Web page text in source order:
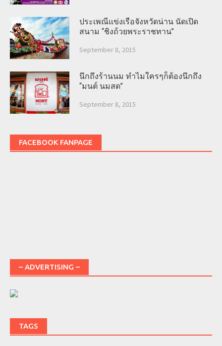
ประเพณีแข่งเรือจังหวัดน่าน นัดเปิด
สนาม “ชิงถ้วยพระราชทาน”
September 8, 2015
นึกถึงร้านนม ทำไมใครๆก็ต้องนึกถึง
“มนต์ นมสด”
September 8, 2015
FACEBOOK FANPAGE
– ADVERTISING –
TAGS